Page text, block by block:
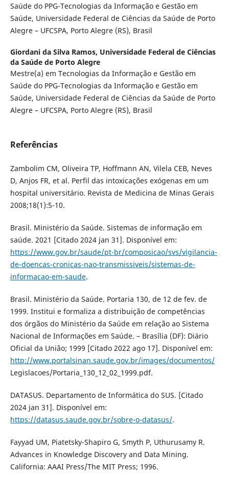
Saúde do PPG-Tecnologias da Informação e Gestão em
Saúde, Universidade Federal de Ciências da Saúde de Porto
Alegre – UFCSPA, Porto Alegre (RS), Brasil
Giordani da Silva Ramos, Universidade Federal de Ciências
da Saúde de Porto Alegre
Mestre(a) em Tecnologias da Informação e Gestão em
Saúde do PPG-Tecnologias da Informação e Gestão em
Saúde, Universidade Federal de Ciências da Saúde de Porto
Alegre – UFCSPA, Porto Alegre (RS), Brasil
Referências
Zambolim CM, Oliveira TP, Hoffmann AN, Vilela CEB, Neves
D, Anjos FR, et al. Perfil das intoxicações exógenas em um
hospital universitário. Revista de Medicina de Minas Gerais
2008;18(1):5-10.
Brasil. Ministério da Saúde. Sistemas de informação em
saúde. 2021 [Citado 2024 jan 31]. Disponível em:
https://www.gov.br/saude/pt-br/composicao/svs/vigilancia-
de-doencas-cronicas-nao-transmissiveis/sistemas-de-
informacao-em-saude.
Brasil. Ministério da Saúde. Portaria 130, de 12 de fev. de
1999. Institui e formaliza a distribuição de competências
dos órgãos do Ministério da Saúde em relação ao Sistema
Nacional de Informações em Saúde. – Brasília (DF): Diário
Oficial da União; 1999 [Citado 2022 ago 17]. Disponível em:
http://www.portalsinan.saude.gov.br/images/documentos/
Legislacoes/Portaria_130_12_02_1999.pdf.
DATASUS. Departamento de Informática do SUS. [Citado
2024 jan 31]. Disponível em:
https://datasus.saude.gov.br/sobre-o-datasus/.
Fayyad UM, Piatetsky-Shapiro G, Smyth P, Uthurusamy R.
Advances in Knowledge Discovery and Data Mining.
California: AAAI Press/The MIT Press; 1996.